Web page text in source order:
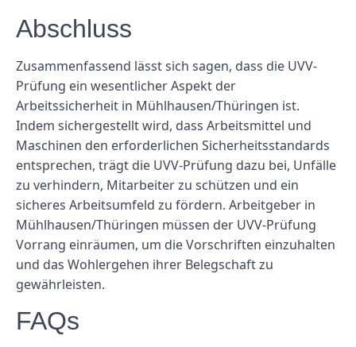
Abschluss
Zusammenfassend lässt sich sagen, dass die UVV-
Prüfung ein wesentlicher Aspekt der
Arbeitssicherheit in Mühlhausen/Thüringen ist.
Indem sichergestellt wird, dass Arbeitsmittel und
Maschinen den erforderlichen Sicherheitsstandards
entsprechen, trägt die UVV-Prüfung dazu bei, Unfälle
zu verhindern, Mitarbeiter zu schützen und ein
sicheres Arbeitsumfeld zu fördern. Arbeitgeber in
Mühlhausen/Thüringen müssen der UVV-Prüfung
Vorrang einräumen, um die Vorschriften einzuhalten
und das Wohlergehen ihrer Belegschaft zu
gewährleisten.
FAQs